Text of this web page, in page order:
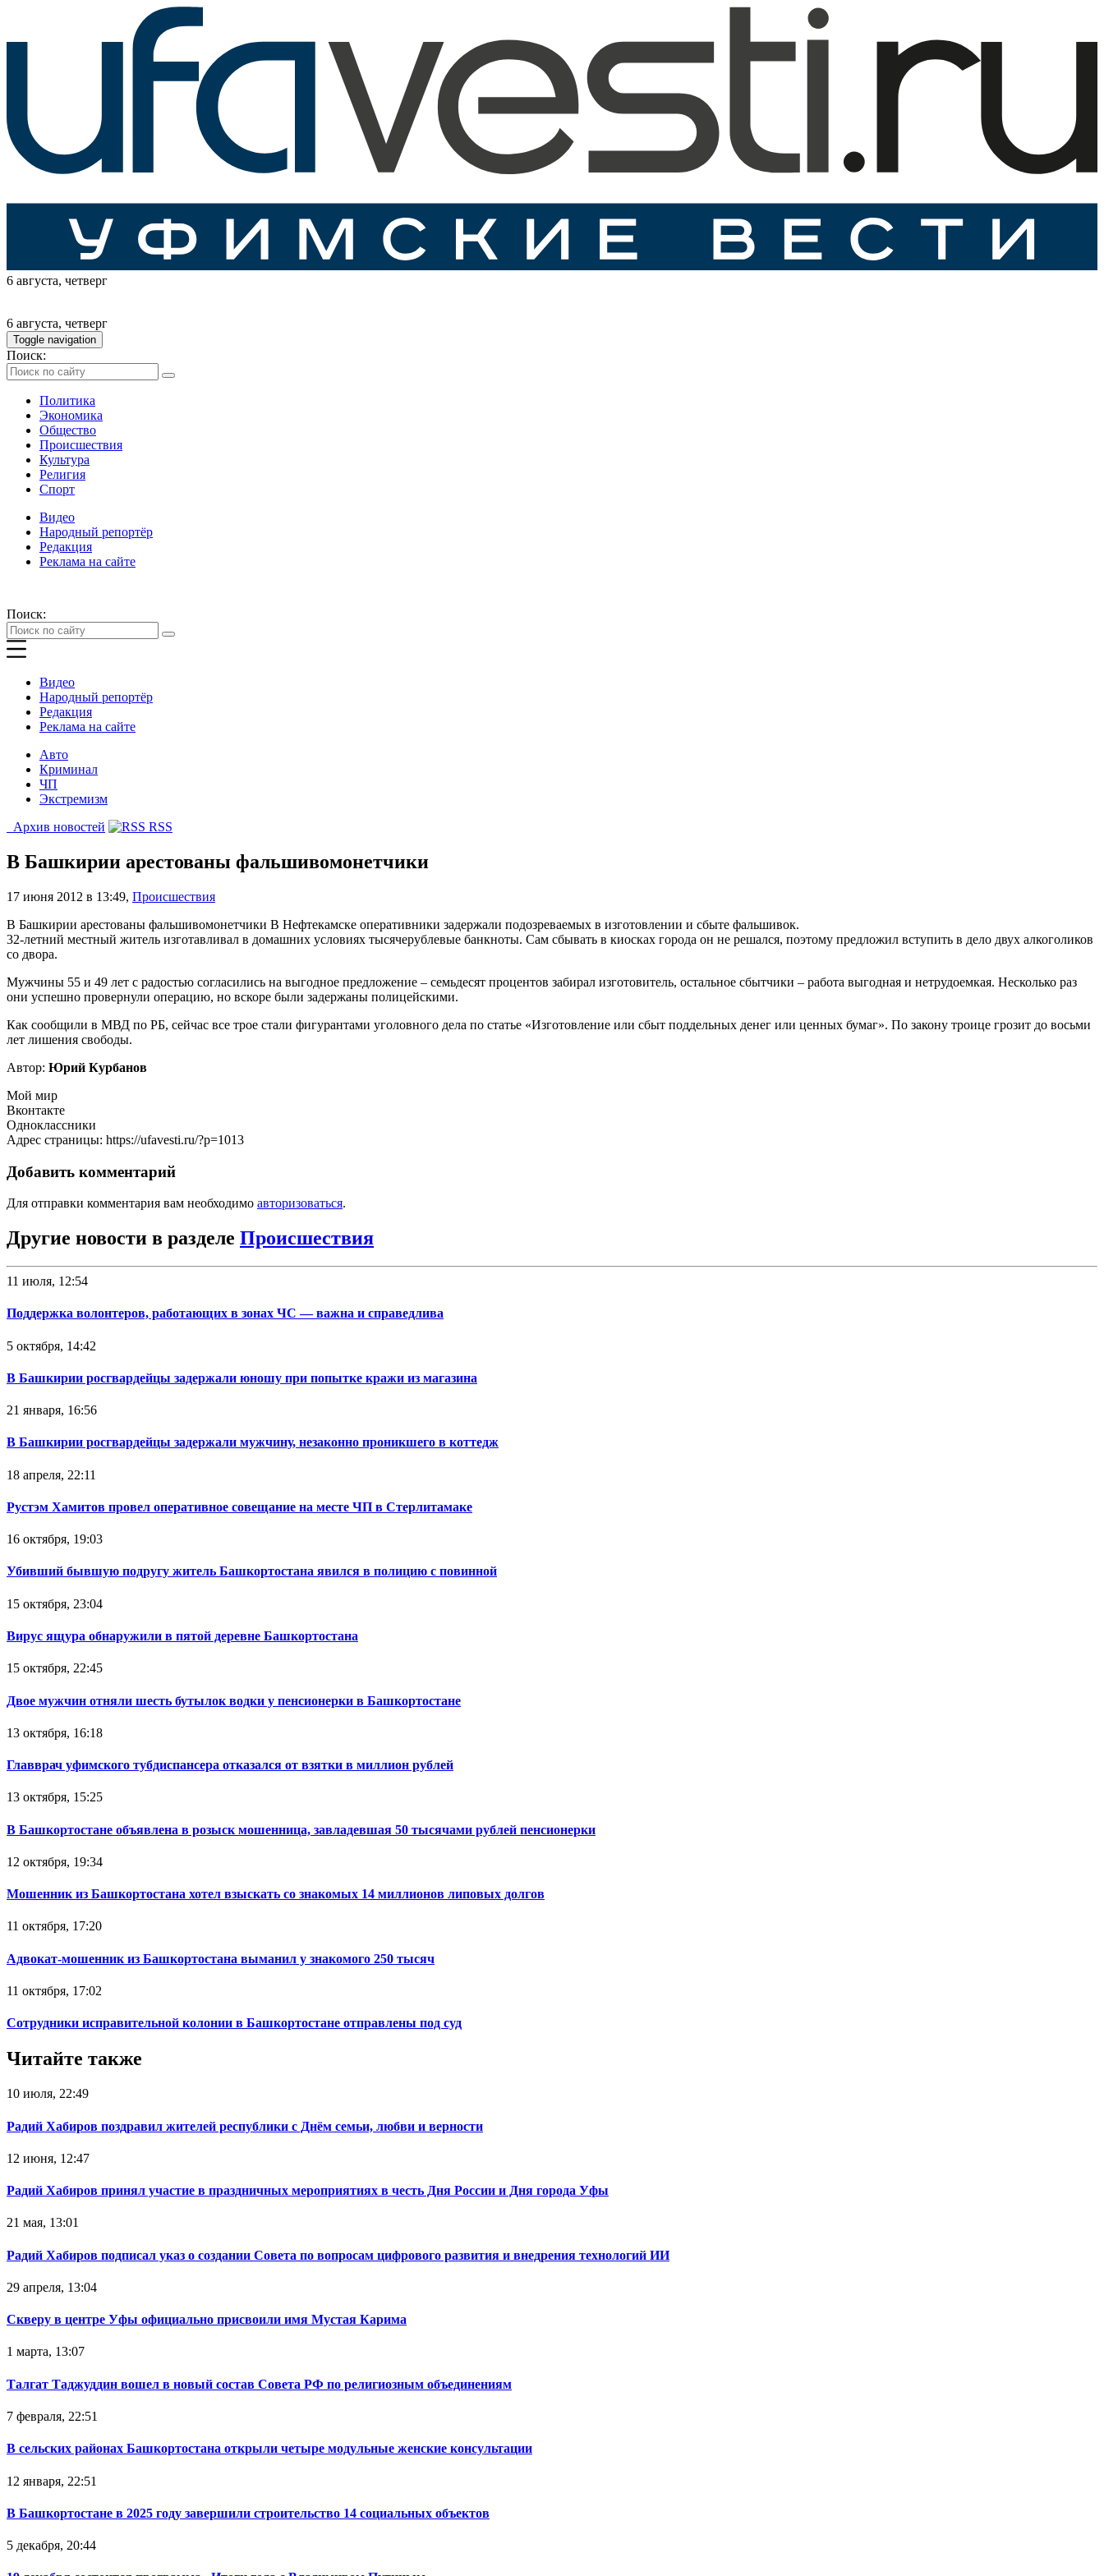
6 августа, четверг
6 августа, четверг
Toggle navigation
Поиск:
Политика
Экономика
Общество
Происшествия
Культура
Религия
Спорт
Видео
Народный репортёр
Редакция
Реклама на сайте
Поиск:
Видео
Народный репортёр
Редакция
Реклама на сайте
Авто
Криминал
ЧП
Экстремизм
Архив новостей
RSS
В Башкирии арестованы фальшивомонетчики
17 июня 2012 в 13:49, Происшествия
В Башкирии арестованы фальшивомонетчики В Нефтекамске оперативники задержали подозреваемых в изготовлении и сбыте фальшивок.
32-летний местный житель изготавливал в домашних условиях тысячерублевые банкноты. Сам сбывать в киосках города он не решался, поэтому предложил вступить в дело двух алкоголиков
со двора.
Мужчины 55 и 49 лет с радостью согласились на выгодное предложение – семьдесят процентов забирал изготовитель, остальное сбытчики – работа выгодная и нетрудоемкая. Несколько раз
они успешно провернули операцию, но вскоре были задержаны полицейскими.
Как сообщили в МВД по РБ, сейчас все трое стали фигурантами уголовного дела по статье «Изготовление или сбыт поддельных денег или ценных бумаг». По закону троице грозит до восьми
лет лишения свободы.
Автор: Юрий Курбанов
Мой мир
Вконтакте
Одноклассники
Адрес страницы: https://ufavesti.ru/?p=1013
Добавить комментарий
Для отправки комментария вам необходимо авторизоваться.
Другие новости в разделе Происшествия
11 июля, 12:54
Поддержка волонтеров, работающих в зонах ЧС — важна и справедлива
5 октября, 14:42
В Башкирии росгвардейцы задержали юношу при попытке кражи из магазина
21 января, 16:56
В Башкирии росгвардейцы задержали мужчину, незаконно проникшего в коттедж
18 апреля, 22:11
Рустэм Хамитов провел оперативное совещание на месте ЧП в Стерлитамаке
16 октября, 19:03
Убивший бывшую подругу житель Башкортостана явился в полицию с повинной
15 октября, 23:04
Вирус ящура обнаружили в пятой деревне Башкортостана
15 октября, 22:45
Двое мужчин отняли шесть бутылок водки у пенсионерки в Башкортостане
13 октября, 16:18
Главврач уфимского тубдиспансера отказался от взятки в миллион рублей
13 октября, 15:25
В Башкортостане объявлена в розыск мошенница, завладевшая 50 тысячами рублей пенсионерки
12 октября, 19:34
Мошенник из Башкортостана хотел взыскать со знакомых 14 миллионов липовых долгов
11 октября, 17:20
Адвокат-мошенник из Башкортостана выманил у знакомого 250 тысяч
11 октября, 17:02
Сотрудники исправительной колонии в Башкортостане отправлены под суд
Читайте также
10 июля, 22:49
Радий Хабиров поздравил жителей республики с Днём семьи, любви и верности
12 июня, 12:47
Радий Хабиров принял участие в праздничных мероприятиях в честь Дня России и Дня города Уфы
21 мая, 13:01
Радий Хабиров подписал указ о создании Совета по вопросам цифрового развития и внедрения технологий ИИ
29 апреля, 13:04
Скверу в центре Уфы официально присвоили имя Мустая Карима
1 марта, 13:07
Талгат Таджуддин вошел в новый состав Совета РФ по религиозным объединениям
7 февраля, 22:51
В сельских районах Башкортостана открыли четыре модульные женские консультации
12 января, 22:51
В Башкортостане в 2025 году завершили строительство 14 социальных объектов
5 декабря, 20:44